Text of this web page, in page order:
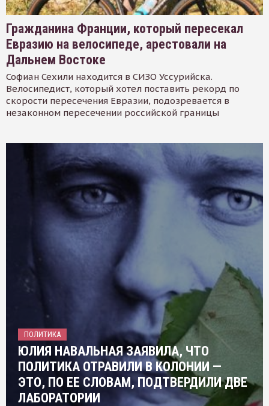
Гражданина Франции, который пересекал
Евразию на велосипеде, арестовали на
Дальнем Востоке
Софиан Сехили находится в СИЗО Уссурийска.
Велосипедист, который хотел поставить рекорд по
скорости пересечения Евразии, подозревается в
незаконном пересечении российской границы
ПОЛИТИКА
ЮЛИЯ НАВАЛЬНАЯ ЗАЯВИЛА, ЧТО
ПОЛИТИКА ОТРАВИЛИ В КОЛОНИИ —
ЭТО, ПО ЕЕ СЛОВАМ, ПОДТВЕРДИЛИ ДВЕ
ЛАБОРАТОРИИ